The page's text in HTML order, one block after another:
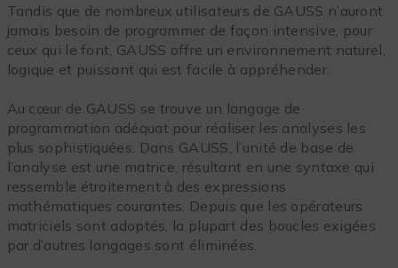
Tandis que de nombreux utilisateurs de GAUSS n’auront
jamais besoin de programmer de façon intensive, pour
ceux qui le font, GAUSS offre un environnement naturel,
logique et puissant qui est facile à appréhender.
Au cœur de GAUSS se trouve un langage de
programmation adéquat pour réaliser les analyses les
plus sophistiquées. Dans GAUSS, l’unité de base de
l’analyse est une matrice, résultant en une syntaxe qui
ressemble étroitement à des expressions
mathématiques courantes. Depuis que les opérateurs
matriciels sont adoptés, la plupart des boucles exigées
par d’autres langages sont éliminées.